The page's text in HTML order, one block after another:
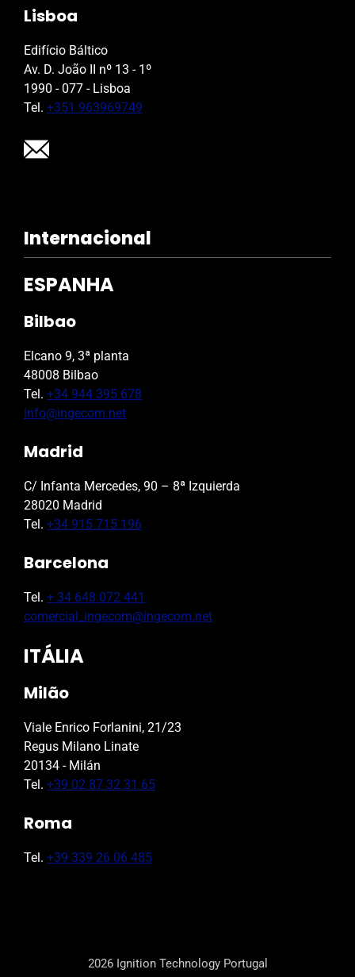
Lisboa
Edifício Báltico
Av. D. João II nº 13 - 1º
1990 - 077 - Lisboa
Tel. +351 963969749
Internacional
ESPANHA
Bilbao
Elcano 9, 3ª planta
48008 Bilbao
Tel. +34 944 395 678
info@ingecom.net
Madrid
C/ Infanta Mercedes, 90 – 8ª Izquierda
28020 Madrid
Tel. +34 915 715 196
Barcelona
Tel. + 34 648 072 441
comercial_ingecom@ingecom.net
ITÁLIA
Milão
Viale Enrico Forlanini, 21/23
Regus Milano Linate
20134 - Milán
Tel. +39 02 87 32 31 65
Roma
Tel. +39 339 26 06 485
2026 Ignition Technology Portugal